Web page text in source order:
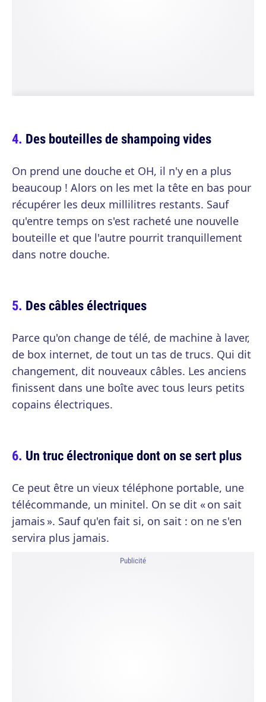
Des bouteilles de shampoing vides
On prend une douche et OH, il n'y en a plus
beaucoup ! Alors on les met la tête en bas pour
récupérer les deux millilitres restants. Sauf
qu'entre temps on s'est racheté une nouvelle
bouteille et que l'autre pourrit tranquillement
dans notre douche.
Des câbles électriques
Parce qu'on change de télé, de machine à laver,
de box internet, de tout un tas de trucs. Qui dit
changement, dit nouveaux câbles. Les anciens
finissent dans une boîte avec tous leurs petits
copains électriques.
Un truc électronique dont on se sert plus
Ce peut être un vieux téléphone portable, une
télécommande, un minitel. On se dit « on sait
jamais ». Sauf qu'en fait si, on sait : on ne s'en
servira plus jamais.
Publicité